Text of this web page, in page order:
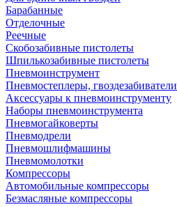
Барабанные
Отделочные
Реечные
Скобозабивные пистолеты
Шпилькозабивные пистолеты
Пневмоинструмент
Пневмостеплеры, гвоздезабиватели
Аксессуары к пневмоинструменту
Наборы пневмоинструмента
Пневмогайковерты
Пневмодрели
Пневмошлифмашины
Пневмомолотки
Компрессоры
Автомобильные компрессоры
Безмасляные компрессоры